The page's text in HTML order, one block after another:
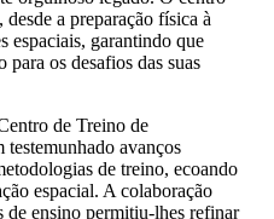
a preparação física à
espaciais, garantindo que
os desafios das suas
de Treino de
avanços
de treino, ecoando
espacial. A colaboração
de ensino permitiu-lhes refinar